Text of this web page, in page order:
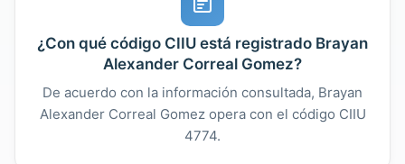
¿Con qué código CIIU está registrado Brayan
Alexander Correal Gomez?
De acuerdo con la información consultada, Brayan
Alexander Correal Gomez opera con el código CIIU
4774.